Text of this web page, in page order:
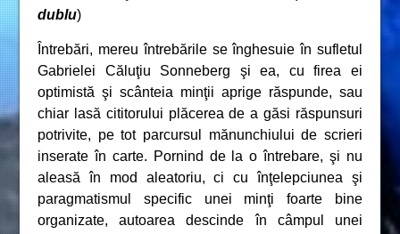
dublu)
Întrebări, mereu întrebările se înghesuie în sufletul
Gabrielei Căluţiu Sonneberg şi ea, cu firea ei
optimistă şi scânteia minţii aprige răspunde, sau
chiar lasă cititorului plăcerea de a găsi răspunsuri
potrivite, pe tot parcursul mănunchiului de scrieri
inserate în carte. Pornind de la o întrebare, şi nu
aleasă în mod aleatoriu, ci cu înţelepciunea şi
paragmatismul specific unei minţi foarte bine
organizate, autoarea descinde în câmpul unei